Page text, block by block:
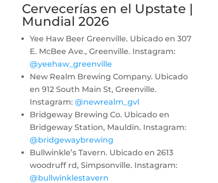
Cervecerías en el Upstate |
Mundial 2026
Yee Haw Beer Greenville. Ubicado en 307
E. McBee Ave., Greenville. Instagram:
@yeehaw_greenville
New Realm Brewing Company. Ubicado
en 912 South Main St, Greenville.
Instagram: @newrealm_gvl
Bridgeway Brewing Co. Ubicado en
Bridgeway Station, Mauldin. Instagram:
@bridgewaybrewing
Bullwinkle’s Tavern. Ubicado en 2613
woodruff rd, Simpsonville. Instagram:
@bullwinklestavern